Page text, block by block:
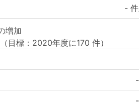
-
増加
（目標：2020年度に170 件）
-
-